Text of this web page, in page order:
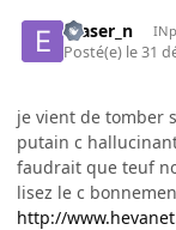
eraser_n
Posté(e) le 31
je vient de tomber
putain c
faudrait que teuf
lisez le c
http://